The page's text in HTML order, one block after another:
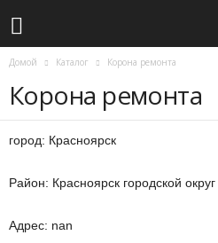
Домой Каталог Корона ремонта
Корона ремонта
город: Красноярск
Район: Красноярск городской округ
Адрес: nan